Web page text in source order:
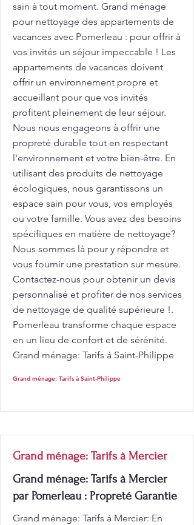
sain à tout moment. Grand ménage
pour nettoyage des appartements de
vacances avec Pomerleau : pour offrir à
vos invités un séjour impeccable ! Les
appartements de vacances doivent
offrir un environnement propre et
accueillant pour que vos invités
profitent pleinement de leur séjour.
Nous nous engageons à offrir une
propreté durable tout en respectant
l'environnement et votre bien-être. En
utilisant des produits de nettoyage
écologiques, nous garantissons un
espace sain pour vous, vos employés
ou votre famille. Vous avez des besoins
spécifiques en matière de nettoyage?
Nous sommes là pour y répondre et
vous fournir une prestation sur mesure.
Contactez-nous pour obtenir un devis
personnalisé et profiter de nos services
de nettoyage de qualité supérieure !.
Pomerleau transforme chaque espace
en un lieu de confort et de sérénité.
Grand ménage: Tarifs à Saint-Philippe
Grand ménage: Tarifs à Saint-Philippe
Grand ménage: Tarifs à Mercier
Grand ménage: Tarifs à Mercier
par Pomerleau : Propreté Garantie
Grand ménage: Tarifs à Mercier: En